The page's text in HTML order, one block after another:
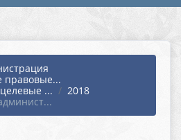
...
2018